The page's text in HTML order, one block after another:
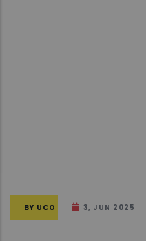
BY UCO 3, JUN 2025